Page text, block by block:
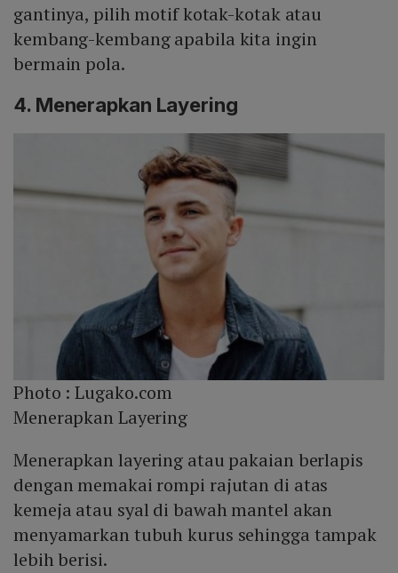
gantinya, pilih motif kotak-kotak atau
kembang-kembang apabila kita ingin
bermain pola.
4. Menerapkan Layering
Photo :Lugako.com
Menerapkan Layering
Menerapkan layering atau pakaian berlapis
dengan memakai rompi rajutan di atas
kemeja atau syal di bawah mantel akan
menyamarkan tubuh kurus sehingga tampak
lebih berisi.